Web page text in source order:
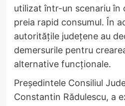
utilizat într-un scenariu în
preia rapid consumul. În
autoritățile județene au
demersurile pentru
alternative funcționale.
Președintele Consiliul
Constantin Rădulescu, a